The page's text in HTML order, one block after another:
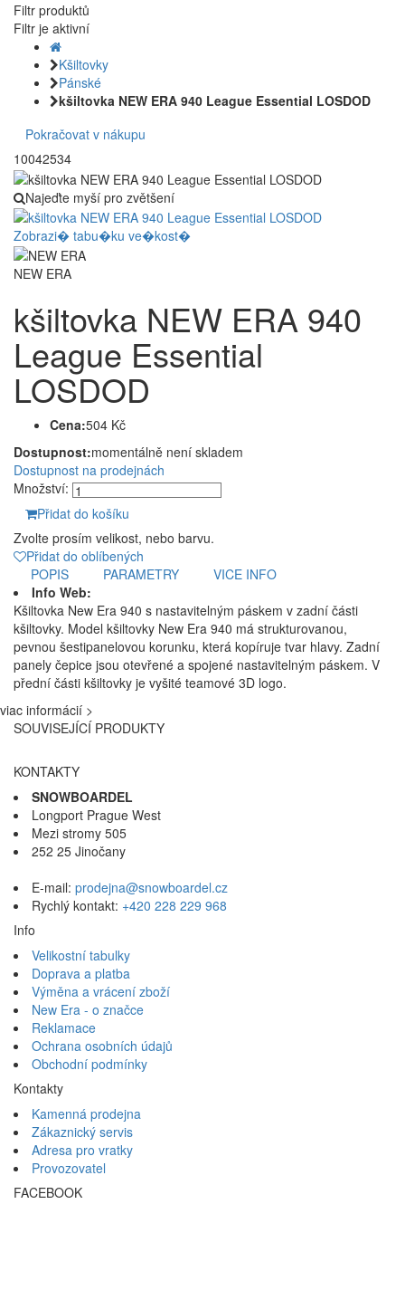
Filtr produktů
Filtr je aktivní
Kšiltovky
Pánské
kšiltovka NEW ERA 940 League Essential LOSDOD
Pokračovat v nákupu
10042534
Najeďte myší pro zvětšení
Zobrazi� tabu�ku ve�kost�
NEW ERA
kšiltovka NEW ERA 940
League Essential
LOSDOD
Cena:504 Kč
Dostupnost:momentálně není skladem
Dostupnost na prodejnách
Množství:
Přidat do košíku
Zvolte prosím velikost, nebo barvu.
Přidat do oblíbených
POPIS
PARAMETRY
VICE INFO
Info Web:
Kšiltovka New Era 940 s nastavitelným páskem v zadní části
kšiltovky. Model kšiltovky New Era 940 má strukturovanou,
pevnou šestipanelovou korunku, která kopíruje tvar hlavy. Zadní
panely čepice jsou otevřené a spojené nastavitelným páskem. V
přední části kšiltovky je vyšité teamové 3D logo.
viac informácií >
SOUVISEJÍCÍ PRODUKTY
KONTAKTY
SNOWBOARDEL
Longport Prague West
Mezi stromy 505
252 25 Jinočany
E-mail: prodejna@snowboardel.cz
Rychlý kontakt: +420 228 229 968
Info
Velikostní tabulky
Doprava a platba
Výměna a vrácení zboží
New Era - o značce
Reklamace
Ochrana osobních údajů
Obchodní podmínky
Kontakty
Kamenná prodejna
Zákaznický servis
Adresa pro vratky
Provozovatel
FACEBOOK